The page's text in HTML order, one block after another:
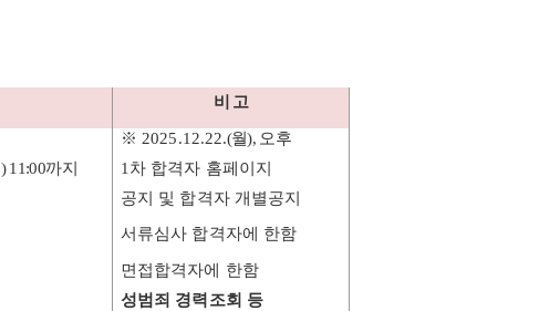
비 고
) 11:00까지
※2025.12.22.(월), 오후
1차 합격자 홈페이지
공지 및 합격자 개별공지
서류심사 합격자에 한함
면접합격자에 한함
성범죄 경력조회 등